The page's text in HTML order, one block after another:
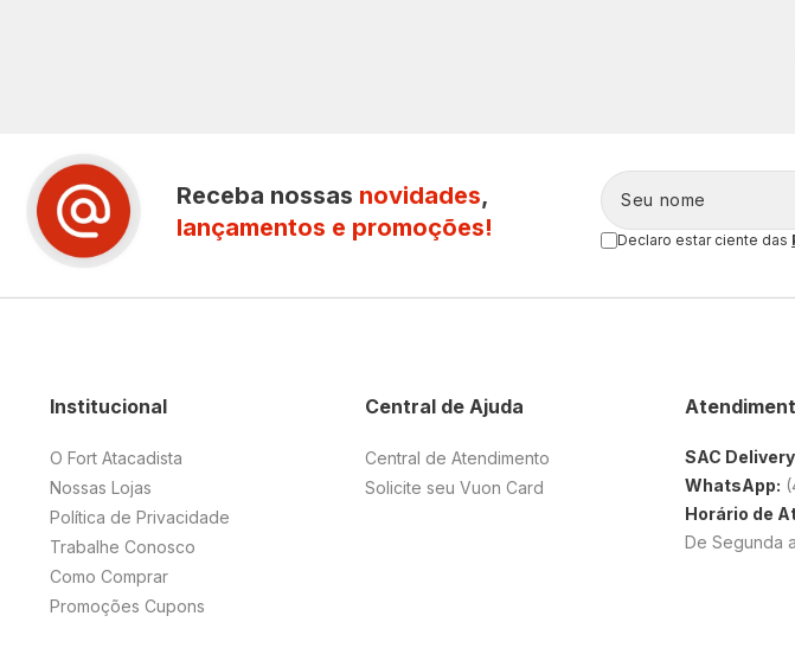
Receba nossas novidades,
lançamentos e promoções!
Declaro estar ciente das
Central de Ajuda
Central de Atendimento
Solicite seu Vuon Card
Institucional
O Fort Atacadista
Nossas Lojas
Política de Privacidade
Trabalhe Conosco
Como Comprar
Promoções Cupons
SAC
WhatsApp:
Horário de
De Segunda